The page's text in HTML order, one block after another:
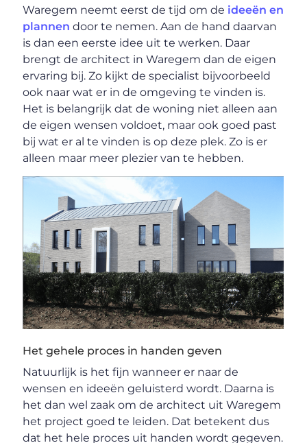
Waregem neemt eerst de tijd om de ideeën en
plannen door te nemen. Aan de hand daarvan
is dan een eerste idee uit te werken. Daar
brengt de architect in Waregem dan de eigen
ervaring bij. Zo kijkt de specialist bijvoorbeeld
ook naar wat er in de omgeving te vinden is.
Het is belangrijk dat de woning niet alleen aan
de eigen wensen voldoet, maar ook goed past
bij wat er al te vinden is op deze plek. Zo is er
alleen maar meer plezier van te hebben.
Het gehele proces in handen geven
Natuurlijk is het fijn wanneer er naar de
wensen en ideeën geluisterd wordt. Daarna is
het dan wel zaak om de architect uit Waregem
het project goed te leiden. Dat betekent dus
dat het hele proces uit handen wordt gegeven.